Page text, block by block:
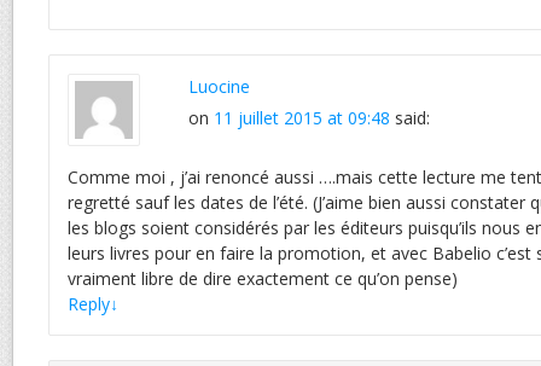
Luocine
on 11 juillet 2015 at 09:48 said:
Comme moi , j’ai renoncé aussi ….mais cette lecture me
regretté sauf les dates de l’été. (J’aime bien aussi constater
les blogs soient considérés par les éditeurs puisqu’ils nous
leurs livres pour en faire la promotion, et avec Babelio c’est
vraiment libre de dire exactement ce qu’on pense)
Reply↓